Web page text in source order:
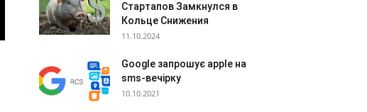
Стартапов Замкнулся в
Кольце Снижения
11.10.2024
Google запрошує apple на
sms-вечірку
10.10.2021